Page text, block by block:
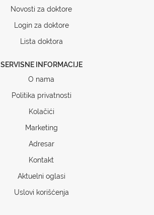
Novosti za doktore
Login za doktore
Lista doktora
SERVISNE INFORMACIJE
O nama
Politika privatnosti
Kolačići
Marketing
Adresar
Kontakt
Aktuelni oglasi
Uslovi korišćenja